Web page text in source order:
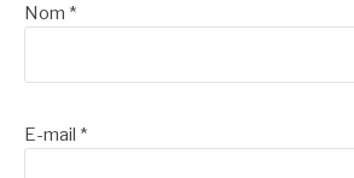
Nom *
E-mail *